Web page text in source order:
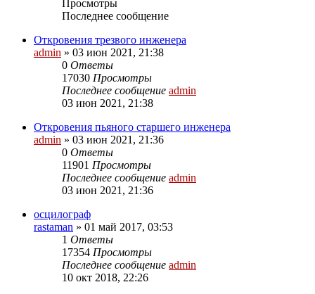
Просмотры
Последнее сообщение
Откровения трезвого инженера
admin » 03 июн 2021, 21:38
0 Ответы
17030 Просмотры
Последнее сообщение admin
03 июн 2021, 21:38
Откровения пьяного старшего инженера
admin » 03 июн 2021, 21:36
0 Ответы
11901 Просмотры
Последнее сообщение admin
03 июн 2021, 21:36
осцилограф
rastaman » 01 май 2017, 03:53
1 Ответы
17354 Просмотры
Последнее сообщение admin
10 окт 2018, 22:26